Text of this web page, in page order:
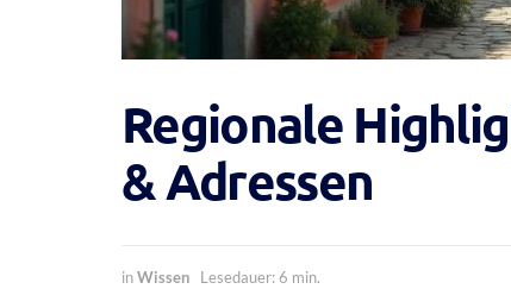
Regionale
& Adressen
inWissen Lesedauer: 6 min.